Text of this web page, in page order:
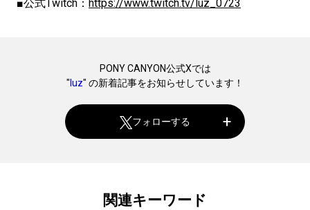
■公式Twitch： https://www.twitch.tv/luz_0723
PONY CANYON公式Xでは
" luz" の新着記事をお知らせしています！
フォローする
関連キーワード